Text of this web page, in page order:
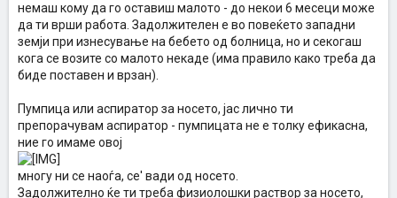
немаш кому да го оставиш малото - до некои 6 месеци може
да ти врши работа. Задолжителен е во повеќето западни
земји при изнесување на бебето од болница, но и секогаш
кога се возите со малото некаде (има правило како треба да
биде поставен и врзан).
Пумпица или аспиратор за носето, јас лично ти
препорачувам аспиратор - пумпицата не е толку ефикасна,
ние го имаме овој
многу ни се наоѓа, се' вади од носето.
Задолжително ќе ти треба физиолошки раствор за носето,